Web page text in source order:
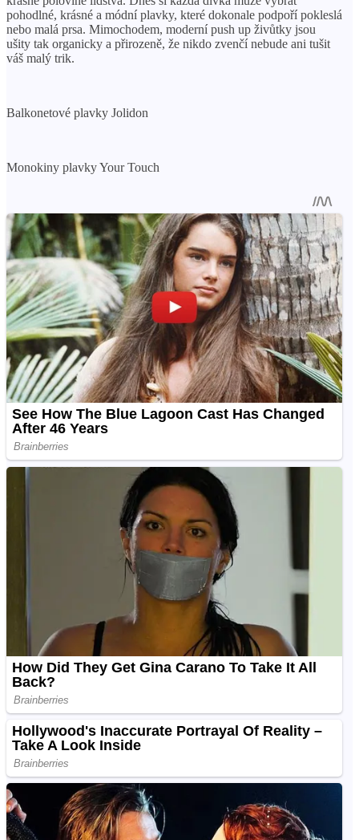
pohodlné, krásné a módní plavky, které dokonale podpoří pokleslá
nebo malá prsa. Mimochodem, moderní push up živůtky jsou
ušity tak organicky a přirozeně, že nikdo zvenčí nebude ani tušit
váš malý trik.
Balkonetové plavky Jolidon
Monokiny plavky Your Touch